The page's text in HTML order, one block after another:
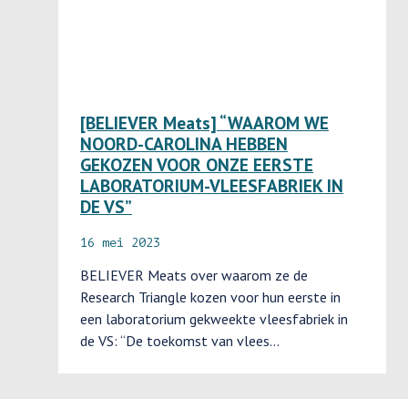
[BELIEVER Meats] “WAAROM WE
NOORD-CAROLINA HEBBEN
GEKOZEN VOOR ONZE EERSTE
LABORATORIUM-VLEESFABRIEK IN
DE VS”
16 mei 2023
BELIEVER Meats over waarom ze de
Research Triangle kozen voor hun eerste in
een laboratorium gekweekte vleesfabriek in
de VS: “De toekomst van vlees…